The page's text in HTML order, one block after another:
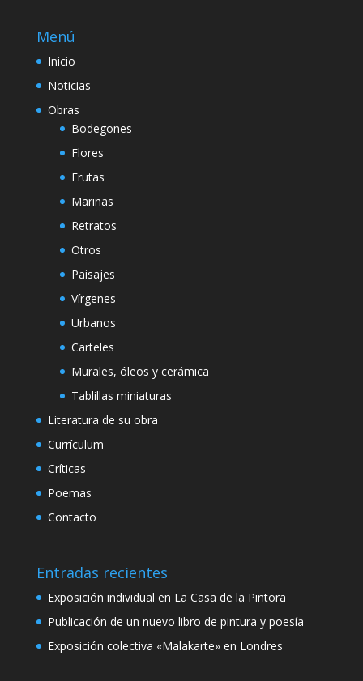
Menú
Inicio
Noticias
Obras
Bodegones
Flores
Frutas
Marinas
Retratos
Otros
Paisajes
Vírgenes
Urbanos
Carteles
Murales, óleos y cerámica
Tablillas miniaturas
Literatura de su obra
Currículum
Críticas
Poemas
Contacto
Entradas recientes
Exposición individual en La Casa de la Pintora
Publicación de un nuevo libro de pintura y poesía
Exposición colectiva «Malakarte» en Londres